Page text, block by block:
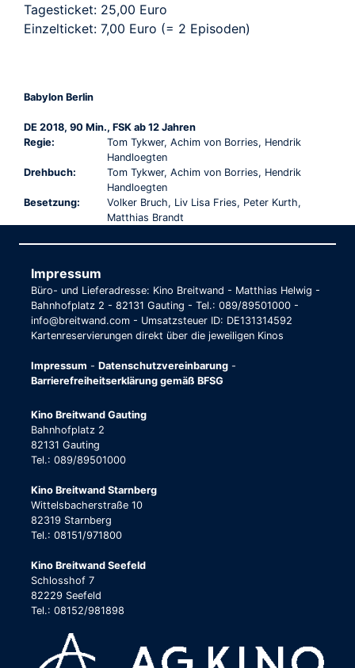
Tagesticket: 25,00 Euro
Einzelticket: 7,00 Euro (= 2 Episoden)
Babylon Berlin
DE 2018, 90 Min., FSK ab 12 Jahren
Regie:
Tom Tykwer, Achim von Borries, Hendrik
Handloegten
Drehbuch:
Tom Tykwer, Achim von Borries, Hendrik
Handloegten
Besetzung:
Volker Bruch, Liv Lisa Fries, Peter Kurth,
Matthias Brandt
Impressum
Büro- und Lieferadresse: Kino Breitwand - Matthias Helwig -
Bahnhofplatz 2 - 82131 Gauting - Tel.: 089/89501000 -
info@breitwand.com - Umsatzsteuer ID: DE131314592
Kartenreservierungen direkt über die jeweiligen Kinos
Impressum - Datenschutzvereinbarung -
Barrierefreiheitserklärung gemäß BFSG
Kino Breitwand Gauting
Bahnhofplatz 2
82131 Gauting
Tel.: 089/89501000
Kino Breitwand Starnberg
Wittelsbacherstraße 10
82319 Starnberg
Tel.: 08151/971800
Kino Breitwand Seefeld
Schlosshof 7
82229 Seefeld
Tel.: 08152/981898